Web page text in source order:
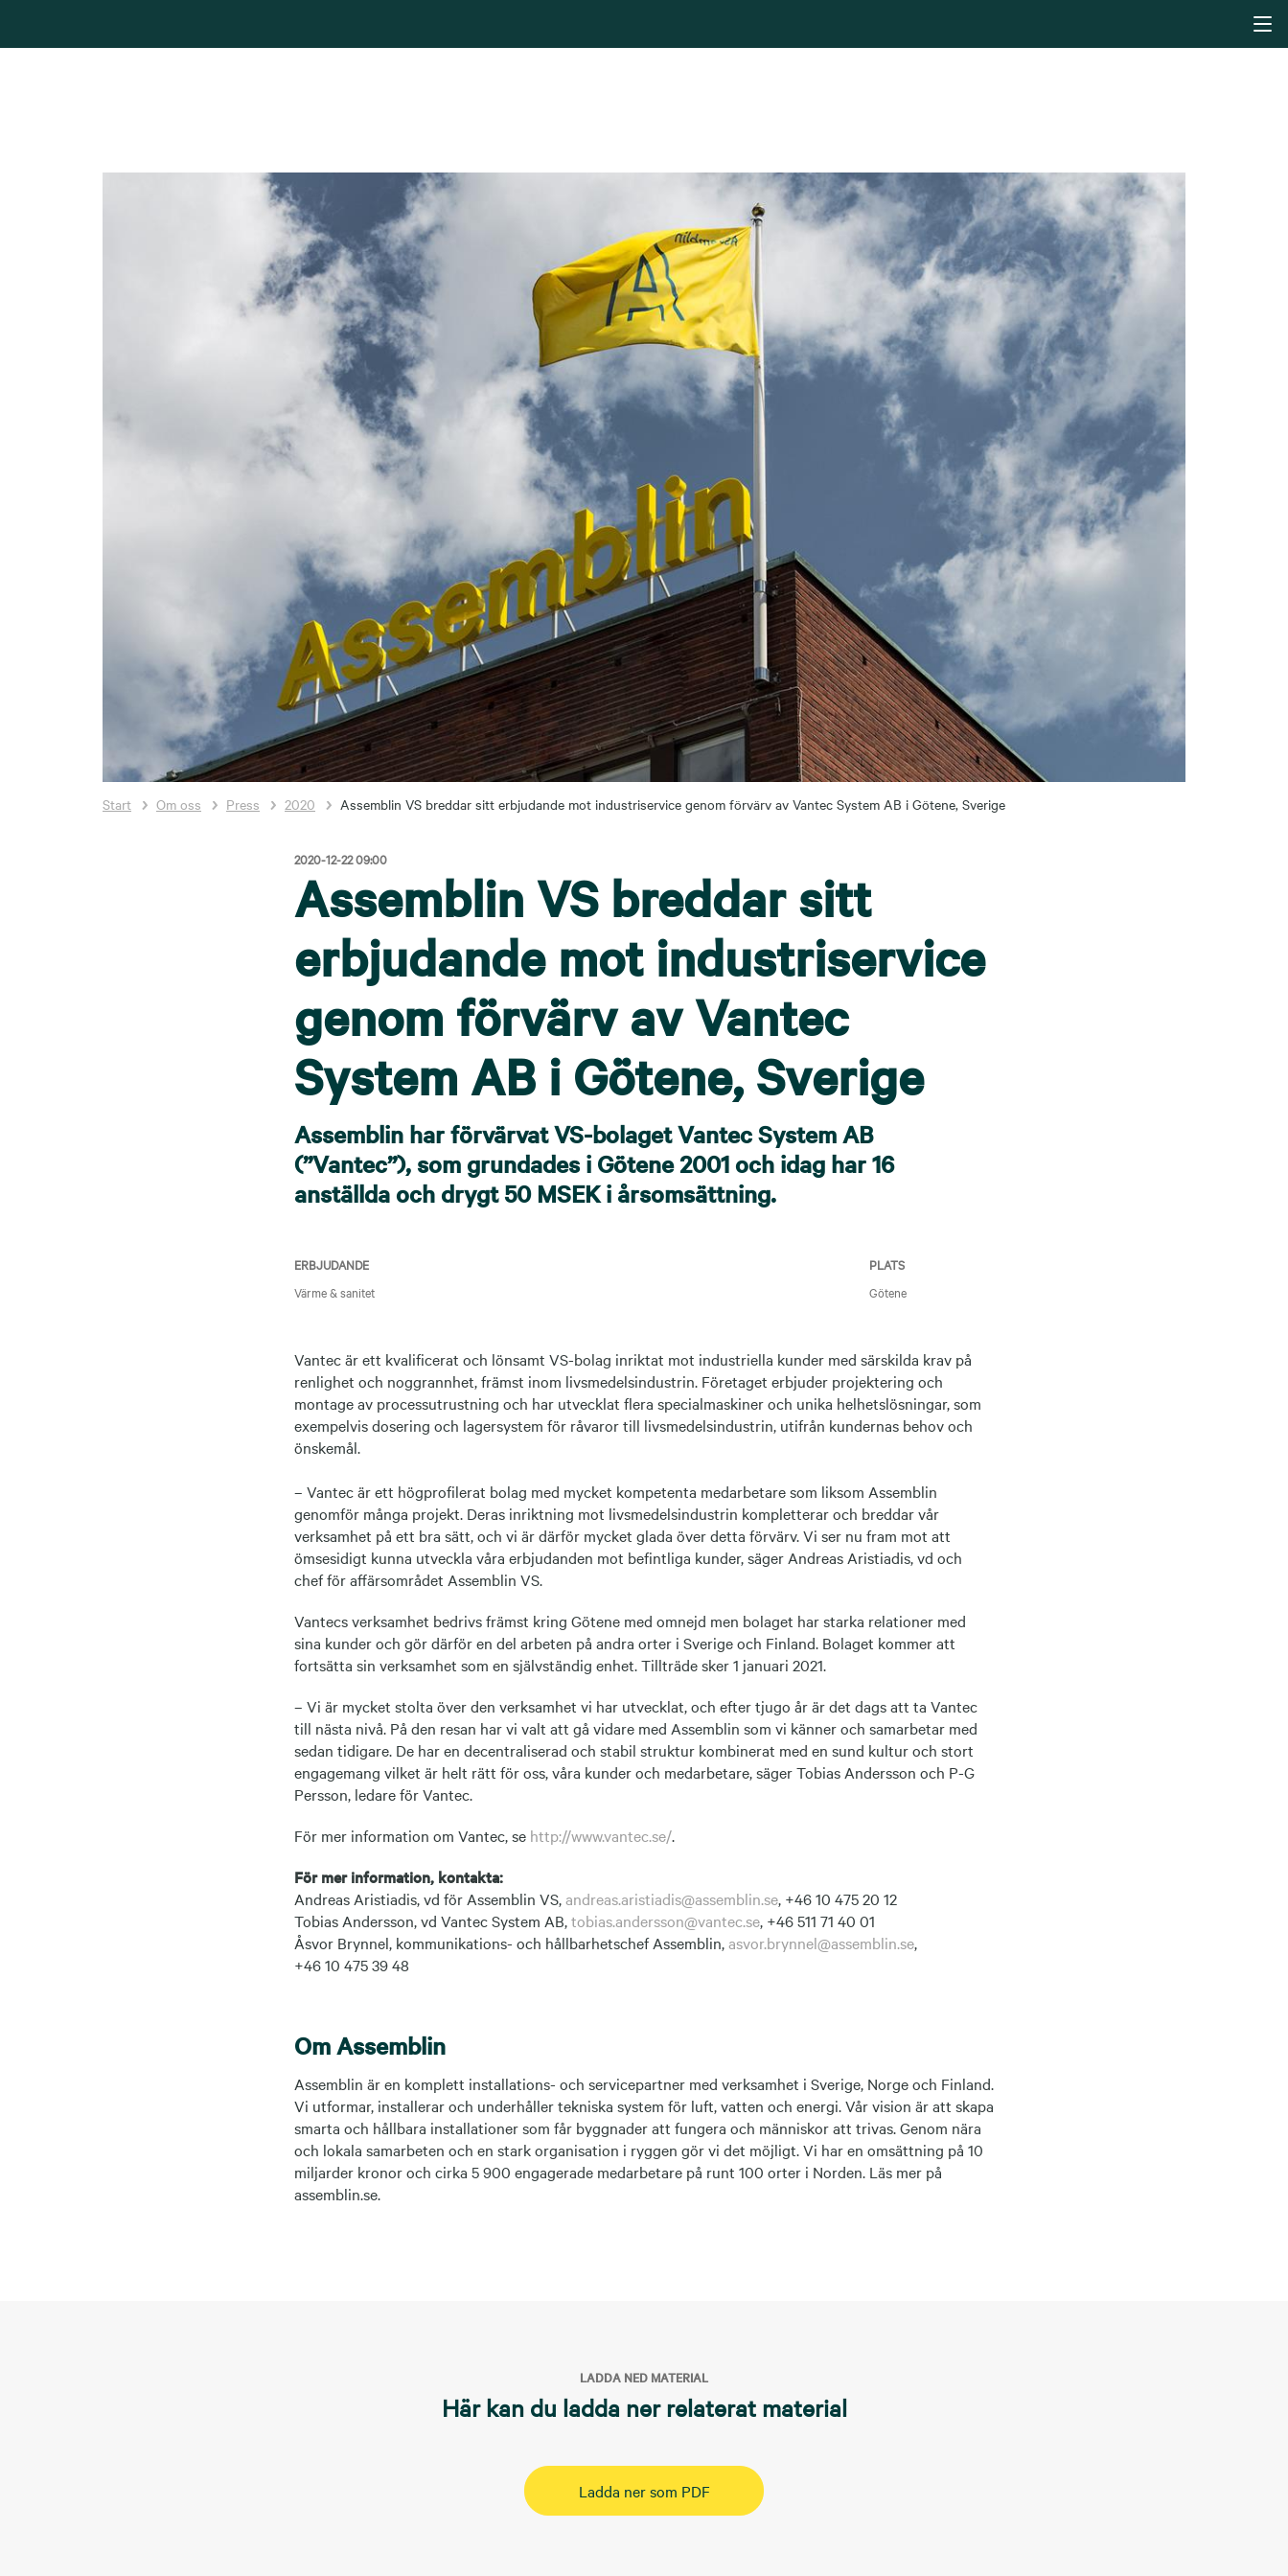
Start Om oss Press 2020 Assemblin VS breddar sitt erbjudande mot industriservice genom förvärv av Vantec System AB i Götene, Sverige
2020-12-22 09:00
Assemblin VS breddar sitt
erbjudande mot industriservice
genom förvärv av Vantec
System AB i Götene, Sverige
Assemblin har förvärvat VS-bolaget Vantec System AB
(”Vantec”), som grundades i Götene 2001 och idag har 16
anställda och drygt 50 MSEK i årsomsättning.
ERBJUDANDE
Värme & sanitet
PLATS
Götene
Vantec är ett kvalificerat och lönsamt VS-bolag inriktat mot industriella kunder med särskilda krav på
renlighet och noggrannhet, främst inom livsmedelsindustrin. Företaget erbjuder projektering och
montage av processutrustning och har utvecklat flera specialmaskiner och unika helhetslösningar, som
exempelvis dosering och lagersystem för råvaror till livsmedelsindustrin, utifrån kundernas behov och
önskemål.
– Vantec är ett högprofilerat bolag med mycket kompetenta medarbetare som liksom Assemblin
genomför många projekt. Deras inriktning mot livsmedelsindustrin kompletterar och breddar vår
verksamhet på ett bra sätt, och vi är därför mycket glada över detta förvärv. Vi ser nu fram mot att
ömsesidigt kunna utveckla våra erbjudanden mot befintliga kunder, säger Andreas Aristiadis, vd och
chef för affärsområdet Assemblin VS.
Vantecs verksamhet bedrivs främst kring Götene med omnejd men bolaget har starka relationer med
sina kunder och gör därför en del arbeten på andra orter i Sverige och Finland. Bolaget kommer att
fortsätta sin verksamhet som en självständig enhet. Tillträde sker 1 januari 2021.
– Vi är mycket stolta över den verksamhet vi har utvecklat, och efter tjugo år är det dags att ta Vantec
till nästa nivå. På den resan har vi valt att gå vidare med Assemblin som vi känner och samarbetar med
sedan tidigare. De har en decentraliserad och stabil struktur kombinerat med en sund kultur och stort
engagemang vilket är helt rätt för oss, våra kunder och medarbetare, säger Tobias Andersson och P-G
Persson, ledare för Vantec.
För mer information om Vantec, se http://www.vantec.se/.
För mer information, kontakta:
Andreas Aristiadis, vd för Assemblin VS,andreas.aristiadis@assemblin.se, +46 10 475 20 12
Tobias Andersson, vd Vantec System AB,tobias.andersson@vantec.se, +46 511 71 40 01
Åsvor Brynnel, kommunikations- och hållbarhetschef Assemblin,asvor.brynnel@assemblin.se,
+46 10 475 39 48
Om Assemblin
Assemblin är en komplett installations- och servicepartner med verksamhet i Sverige, Norge och Finland.
Vi utformar, installerar och underhåller tekniska system för luft, vatten och energi. Vår vision är att skapa
smarta och hållbara installationer som får byggnader att fungera och människor att trivas. Genom nära
och lokala samarbeten och en stark organisation i ryggen gör vi det möjligt. Vi har en omsättning på 10
miljarder kronor och cirka 5 900 engagerade medarbetare på runt 100 orter i Norden. Läs mer på
assemblin.se.
LADDA NED MATERIAL
Här kan du ladda ner relaterat material
Ladda ner som PDF